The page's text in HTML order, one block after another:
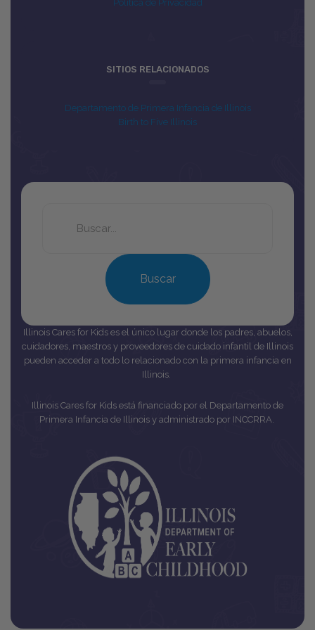
Política de Privacidad
SITIOS RELACIONADOS
Departamento de Primera Infancia de Illinois
Birth to Five Illinois
Buscar
Illinois Cares for Kids es el único lugar donde los padres, abuelos,
cuidadores, maestros y proveedores de cuidado infantil de Illinois
pueden acceder a todo lo relacionado con la primera infancia en
Illinois.
Illinois Cares for Kids está financiado por el Departamento de
Primera Infancia de Illinois y administrado por INCCRRA.